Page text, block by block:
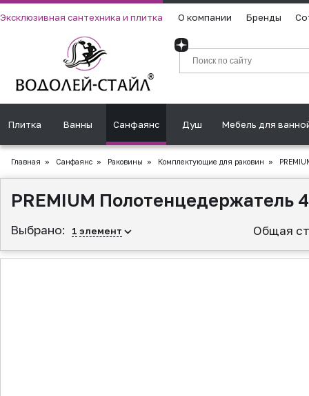
Эксклюзивная сантехника и плитка О компании Бренды
Плитка Ванны Санфаянс Душ Мебель для
Главная » Санфаянс » Раковины » Комплектующие для раковин »
PREMIUM Полотенцедержатель
Выбрано: 1 элемент Общая